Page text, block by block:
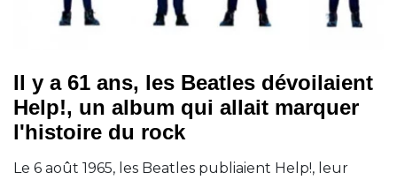
Il y a 61 ans, les Beatles dévoilaient
Help!, un album qui allait marquer
l'histoire du rock
Le 6 août 1965, les Beatles publiaient Help!, leur